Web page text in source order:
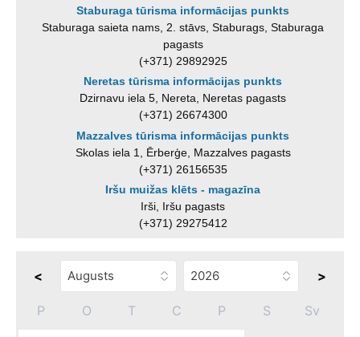
Staburaga tūrisma informācijas punkts
Staburaga saieta nams, 2. stāvs, Staburags, Staburaga
pagasts
(+371) 29892925
Neretas tūrisma informācijas punkts
Dzirnavu iela 5, Nereta, Neretas pagasts
(+371) 26674300
Mazzalves tūrisma informācijas punkts
Skolas iela 1, Ērberģe, Mazzalves pagasts
(+371) 26156535
Iršu muižas klēts - magazīna
Irši, Iršu pagasts
(+371) 29275412
< >
P O T C P S Sv